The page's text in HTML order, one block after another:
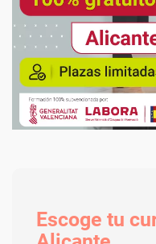
Escoge tu